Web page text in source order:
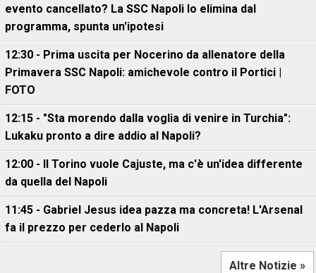
evento cancellato? La SSC Napoli lo elimina dal
programma, spunta un'ipotesi
12:30 - Prima uscita per Nocerino da allenatore della
Primavera SSC Napoli: amichevole contro il Portici |
FOTO
12:15 - "Sta morendo dalla voglia di venire in Turchia":
Lukaku pronto a dire addio al Napoli?
12:00 - Il Torino vuole Cajuste, ma c'è un'idea differente
da quella del Napoli
11:45 - Gabriel Jesus idea pazza ma concreta! L'Arsenal
fa il prezzo per cederlo al Napoli
Altre Notizie »